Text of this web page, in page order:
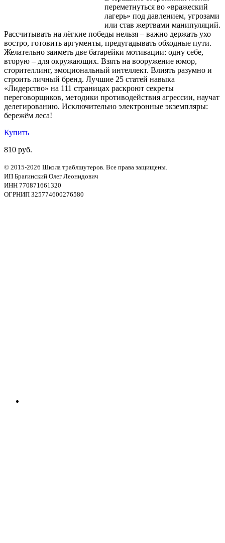
переметнуться во «вражеский
лагерь» под давлением, угрозами
или став жертвами манипуляций.
Рассчитывать на лёгкие победы нельзя – важно держать ухо
востро, готовить аргументы, предугадывать обходные пути.
Желательно заиметь две батарейки мотивации: одну себе,
вторую – для окружающих. Взять на вооружение юмор,
сторителлинг, эмоциональный интеллект. Влиять разумно и
строить личный бренд. Лучшие 25 статей навыка
«Лидерство» на 111 страницах раскроют секреты
переговорщиков, методики противодействия агрессии, научат
делегированию. Исключительно электронные экземпляры:
бережём леса!
Купить
810 руб.
© 2015-2026 Школа траблшутеров. Все права защищены.
ИП Брагинский Олег Леонидович
ИНН 770871661320
ОГРНИП 325774600276580